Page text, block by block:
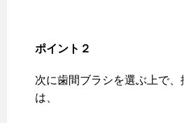
ポイント２
次に歯間ブラシを選ぶ上で
は、